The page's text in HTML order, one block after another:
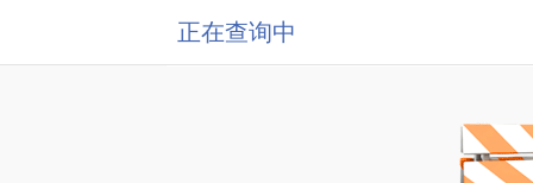
正在查询中